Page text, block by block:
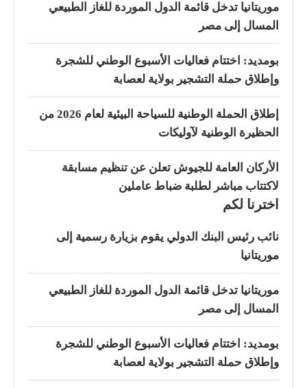
موريتانيا تدخل قائمة الدول الموردة للغاز الطبيعي
المسال إلى مصر
بومديد: اختتام فعاليات الأسبوع الوطني للشجرة
وإطلاق حملة التشجير بولاية لعصابة
إطلاق الحملة الوطنية للسياحة البيئية لعام 2026 من
الحظيرة الوطنية لآوليكات
الأركان العامة للجيوش تعلن عن تنظيم مسابقة
لاكتتاب مباشر لطلبة ضباط عاملين
اخترنا لكم
نائب رئيس البنك الدولي يقوم بزيارة رسمية إلى
موريتانيا
موريتانيا تدخل قائمة الدول الموردة للغاز الطبيعي
المسال إلى مصر
بومديد: اختتام فعاليات الأسبوع الوطني للشجرة
وإطلاق حملة التشجير بولاية لعصابة